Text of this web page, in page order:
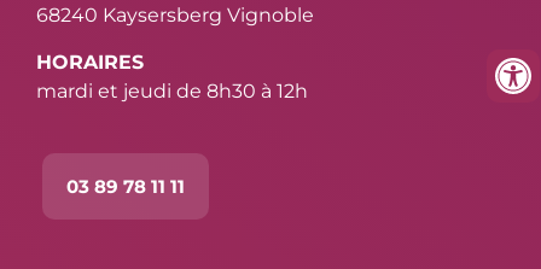
68240 Kaysersberg Vignoble
HORAIRES
mardi et jeudi de 8h30 à 12h
03 89 78 11 11